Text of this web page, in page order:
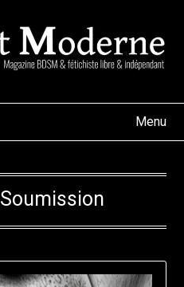
Menu
Soumission